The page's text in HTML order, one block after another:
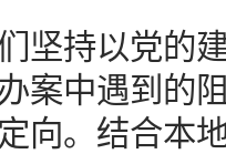
持以党的建
案中遇到的
向。结合本